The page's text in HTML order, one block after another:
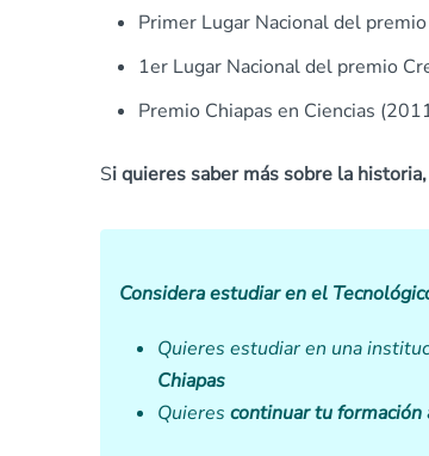
Primer Lugar Nacional del
1er Lugar Nacional del premio
Premio Chiapas en Ciencias
Si quieres saber más sobre la
Considera estudiar en el
Quieres estudiar en una
Chiapas
Quieres continuar tu formación